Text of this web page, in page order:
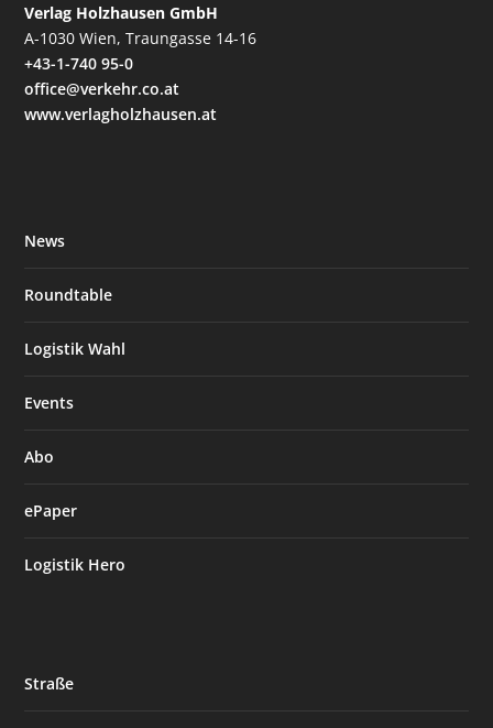
Verlag Holzhausen GmbH
A-1030 Wien, Traungasse 14-16
+43-1-740 95-0
office@verkehr.co.at
www.verlagholzhausen.at
News
Roundtable
Logistik Wahl
Events
Abo
ePaper
Logistik Hero
Straße